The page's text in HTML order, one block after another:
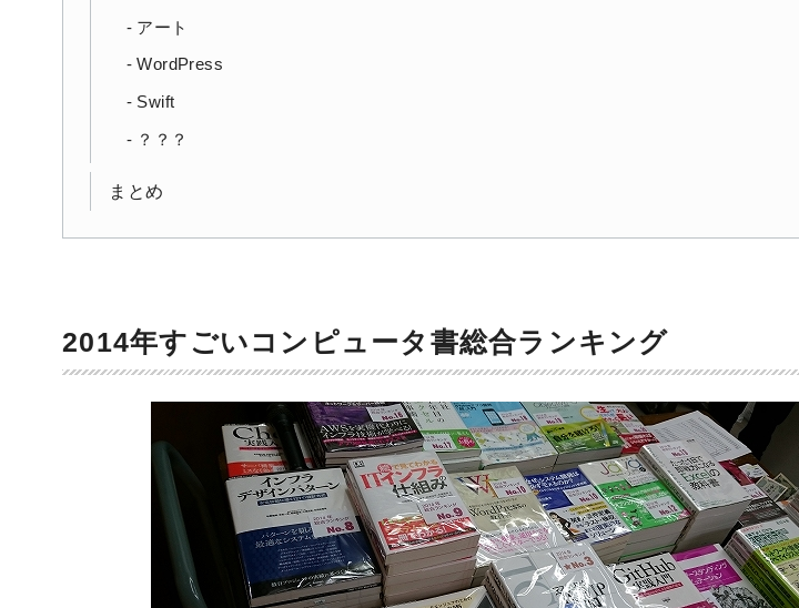
アート
WordPress
Swift
？？？
まとめ
2014年すごいコンピュータ書総合ランキング